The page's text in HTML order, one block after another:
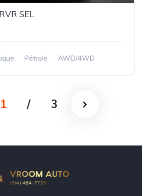
SEL
Pétrole AWD/4WD
1 / 3